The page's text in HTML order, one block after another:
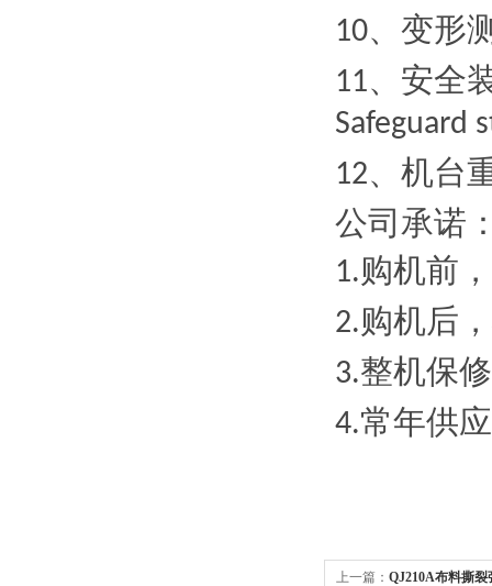
10、变形
11、安全
Safeguard
12、机台
公司承诺
1.购机前
2.购机后
3.整机保
4.常年供
上一篇： QJ210A布料撕裂